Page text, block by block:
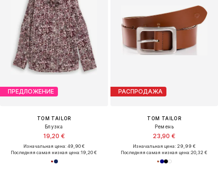
ПРЕДЛОЖЕНИЕ
TOM TAILOR
Блузка
19,20 €
Изначальная цена: 49,90 €
Последняя самая низкая цена:19,20 €
РАСПРОДАЖА
TOM TAILOR
Ремень
23,90 €
Изначальная цена: 29,99 €
Последняя самая низкая цена:20,32 €